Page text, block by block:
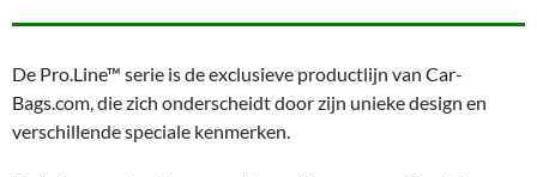
De Pro.Line™ serie is de exclusieve productlijn van Car-
Bags.com, die zich onderscheidt door zijn unieke design en
verschillende speciale kenmerken.